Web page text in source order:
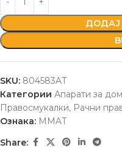
SKU: 804583AT
Категории Апарати за
Правосмукалки, Рачни
Ознака: MMAT
Share: